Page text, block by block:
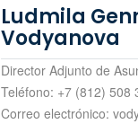
Ludmila
Vodyanova
Director Adjunto de
Teléfono: +7 (812) 508
Correo electrónico: